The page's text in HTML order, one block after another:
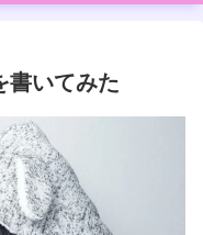
書いてみた